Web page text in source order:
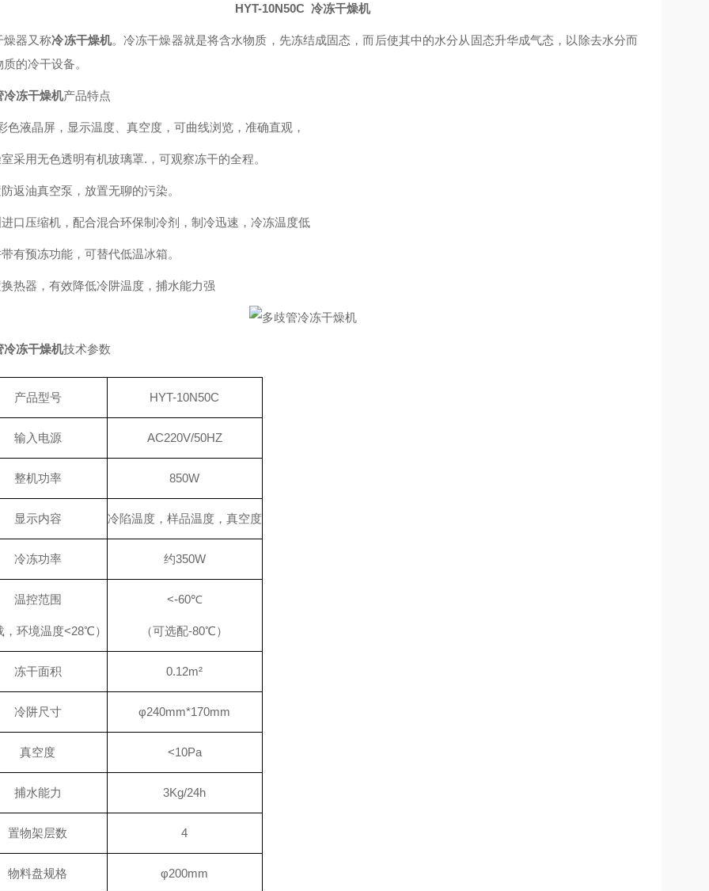
HYT-10N50C 冷冻干燥机
燥器又称冷冻干燥机。冷冻干燥器就是将含水物质，先冻结成固态，而后使其中的水分从固态升华成气态，以除去水分而
的冷干设备。
冷冻干燥机产品特点
色液晶屏，显示温度、真空度，可曲线浏览，准确直观，
采用无色透明有机玻璃罩.，可观察冻干的全程。
返油真空泵，放置无聊的污染。
口压缩机，配合混合环保制冷剂，制冷迅速，冷冻温度低
有预冻功能，可替代低温冰箱。
热器，有效降低冷阱温度，捕水能力强
冷冻干燥机技术参数
产品型号 HYT-10N50C
输入电源 AC220V/50HZ
整机功率 850W
显示内容 冷陷温度，样品温度，真空度
冷冻功率 约350W
温控范围
，环境温度<28℃）
<-60℃
（可选配-80℃）
冻干面积 0.12m²
冷阱尺寸 φ240mm*170mm
真空度 <10Pa
捕水能力 3Kg/24h
置物架层数 4
物料盘规格 φ200mm